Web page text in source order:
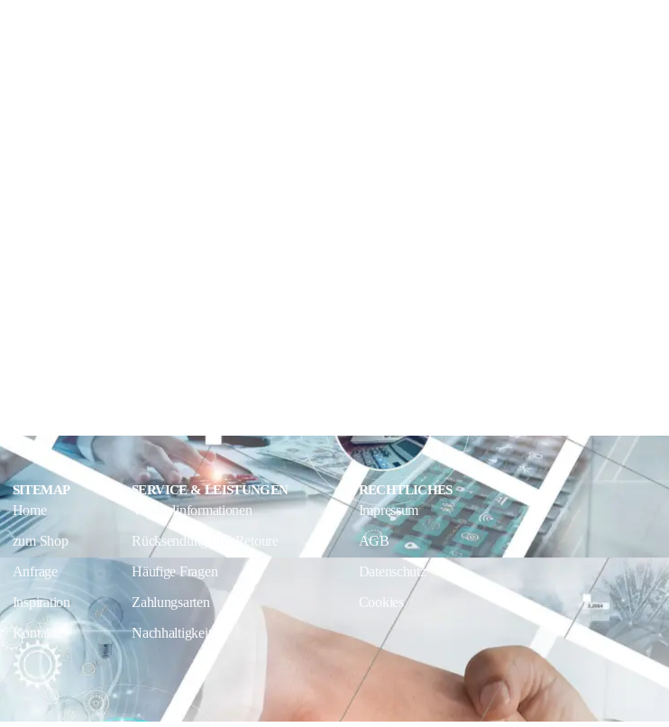
SITEMAP
Home
zum Shop
Anfrage
Inspiration
Kontakt
SERVICE & LEISTUNGEN
Versandinformationen
Rücksendung und Retoure
Häufige Fragen
Zahlungsarten
Nachhaltigkeit
RECHTLICHES
Impressum
AGB
Datenschutz
Cookies